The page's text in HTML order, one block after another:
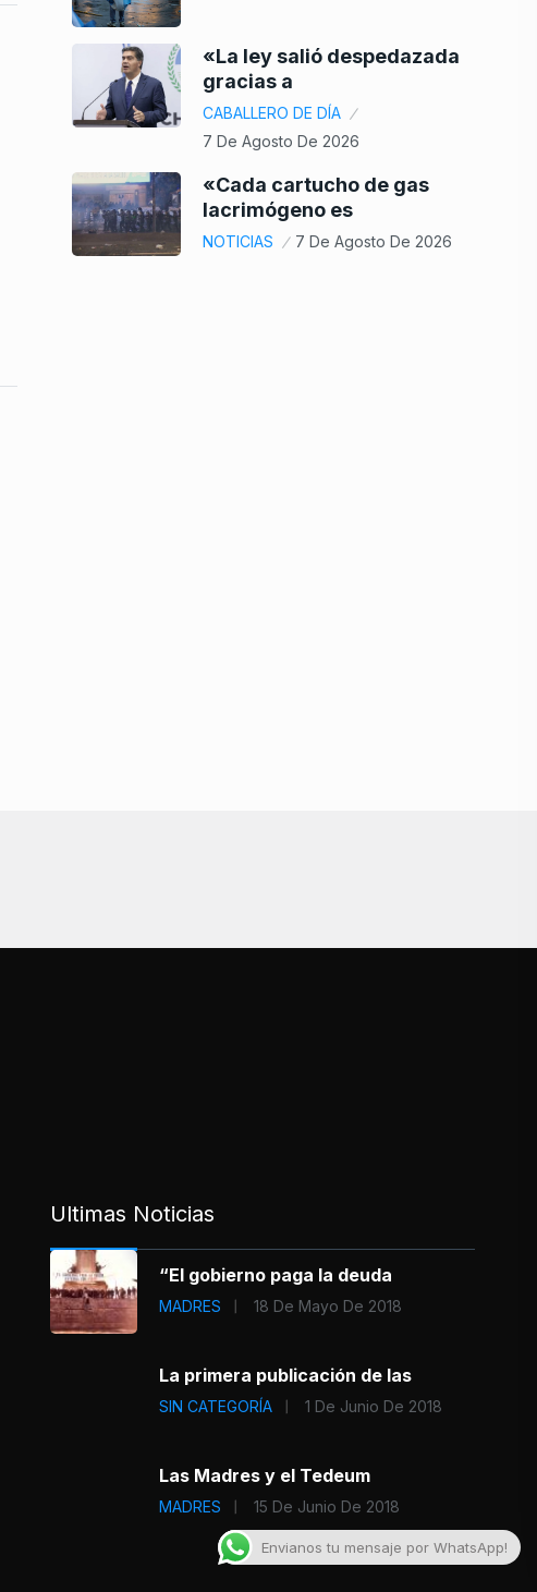
«La ley salió despedazada
gracias a
CABALLERO DE DÍA
7 De Agosto De 2026
«Cada cartucho de gas
lacrimógeno es
NOTICIAS 7 De Agosto De 2026
Ultimas Noticias
“El gobierno paga la deuda
MADRES 18 De Mayo De 2018
La primera publicación de las
SIN CATEGORÍA 1 De Junio De 2018
Las Madres y el Tedeum
MADRES 15 De Junio De 2018
Envianos tu mensaje por WhatsApp!